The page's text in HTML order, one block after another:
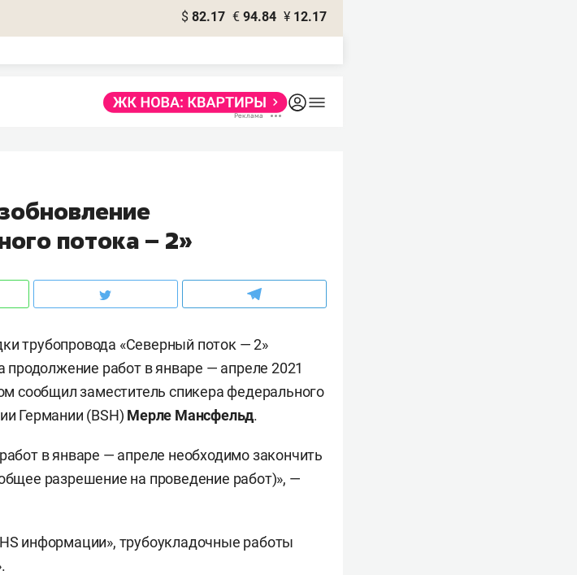
$ 82.17 € 94.84 ¥ 12.17
потока – 2»
трубопровода «Северный поток — 2»
продолжение работ в январе — апреле 2021
сообщил заместитель спикера федерального
Германии (BSH) Мерле Мансфельд.
в январе — апреле необходимо закончить
разрешение на проведение работ)», —
информации», трубоукладочные работы